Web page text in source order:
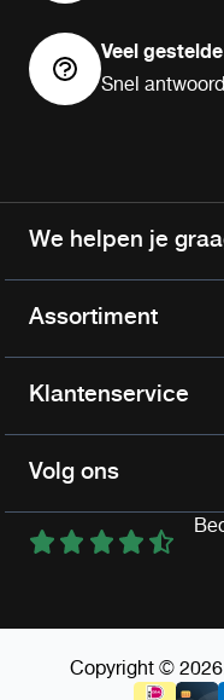
Veel
Snel
We helpen je
Assortiment
Klantenservice
Volg ons
Copyright ©